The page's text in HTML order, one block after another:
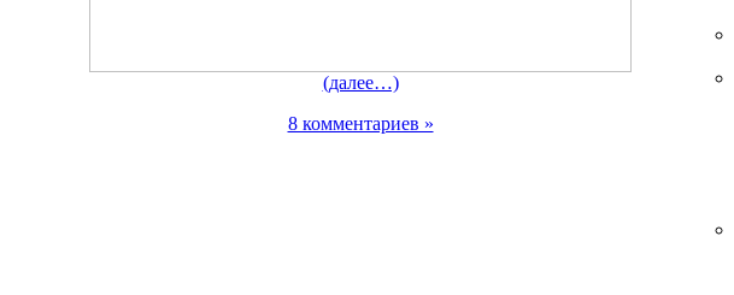
(далее…)
8 комментариев »